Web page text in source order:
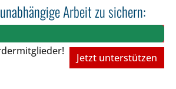
Arbeit zu sichern:
Jetzt unterstützen